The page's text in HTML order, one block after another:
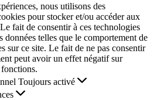
nous utilisons des
pour stocker et/ou accéder aux
fait de consentir à ces technologies
données telles que le comportement de
sur ce site. Le fait de ne pas consentir
peut avoir un effet négatif sur
Toujours activé